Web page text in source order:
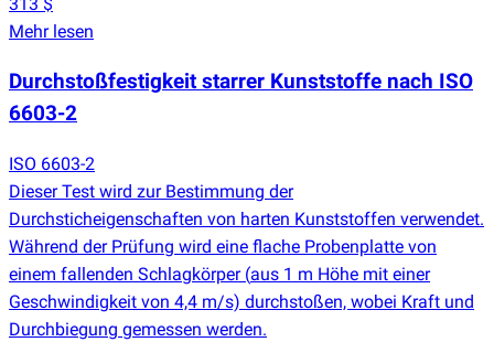
Mehr lesen
Durchstoßfestigkeit starrer Kunststoffe nach ISO
6603-2
ISO 6603-2
Dieser Test wird zur Bestimmung der
Durchsticheigenschaften von harten Kunststoffen verwendet.
Während der Prüfung wird eine flache Probenplatte von
einem fallenden Schlagkörper (aus 1 m Höhe mit einer
Geschwindigkeit von 4,4 m/s) durchstoßen, wobei Kraft und
Durchbiegung gemessen werden.